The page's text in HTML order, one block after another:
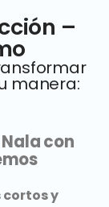
–
manera:
con
cortos y